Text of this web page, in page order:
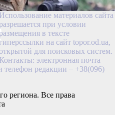
Использование материалов сайта
разрешается при условии
размещения в тексте
на сайт topor.od.ua,
открытой для поисковых систем.
Контакты: электронная почта
телефон редакции – +38(096)
региона. Все права